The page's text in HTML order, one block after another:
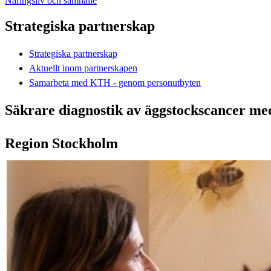
Strategiska partnerskap
Strategiska partnerskap
Aktuellt inom partnerskapen
Samarbeta med KTH - genom personutbyten
Säkrare diagnostik av äggstockscancer
Region Stockholm